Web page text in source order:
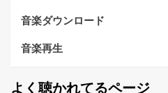
音楽ダウンロード
音楽再生
よく聴かれてるページ